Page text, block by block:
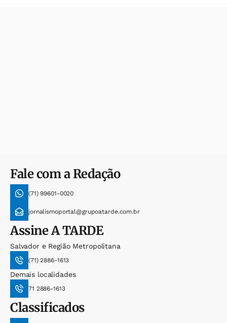
Fale com a Redação
(71) 99601-0020
jornalismoportal@grupoatarde.com.br
AssineA TARDE
Salvador e Região Metropolitana
(71) 2886-1613
Demais localidades
71 2886-1613
Classificados